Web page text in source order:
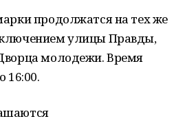
продолжатся на тех же
улицы Правды,
молодежи. Время
16:00.